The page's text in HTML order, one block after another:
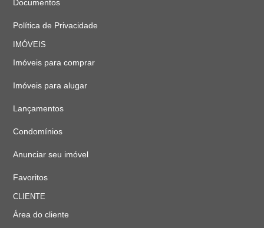
Documentos
Política de Privacidade
IMÓVEIS
Imóveis para comprar
Imóveis para alugar
Lançamentos
Condomínios
Anunciar seu imóvel
Favoritos
CLIENTE
Área do cliente